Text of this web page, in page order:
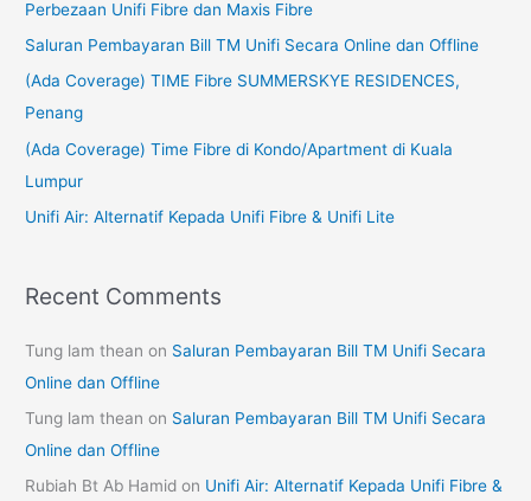
o
r
:
Perbezaan Unifi Fibre dan Maxis Fibre
Saluran Pembayaran Bill TM Unifi Secara Online dan Offline
(Ada Coverage) TIME Fibre SUMMERSKYE RESIDENCES,
Penang
(Ada Coverage) Time Fibre di Kondo/Apartment di Kuala
Lumpur
Unifi Air: Alternatif Kepada Unifi Fibre & Unifi Lite
Recent Comments
Tung lam thean on Saluran Pembayaran Bill TM Unifi Secara
Online dan Offline
Tung lam thean on Saluran Pembayaran Bill TM Unifi Secara
Online dan Offline
Rubiah Bt Ab Hamid on Unifi Air: Alternatif Kepada Unifi Fibre &